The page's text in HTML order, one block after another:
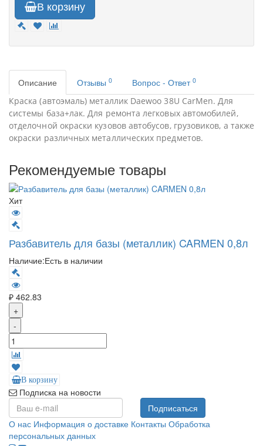
В корзину
Описание Отзывы 0 Вопрос - Ответ 0
Краска (автоэмаль) металлик Daewoo 38U CarMen. Для
системы база+лак. Для ремонта легковых автомобилей,
отделочной окраски кузовов автобусов, грузовиков, а также
окраски различных металлических предметов.
Рекомендуемые товары
Хит
Разбавитель для базы (металлик) CARMEN 0,8л
Наличие:Есть в наличии
₽ 462.83
+
-
В корзину
Подписка на новости
Подписаться
О нас Информация о доставке Контакты Обработка
персональных данных